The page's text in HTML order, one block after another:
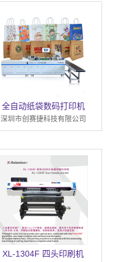
全自动纸袋数码打印机
深圳市创赛捷科技有限公司
XL-1304F 四头印刷机